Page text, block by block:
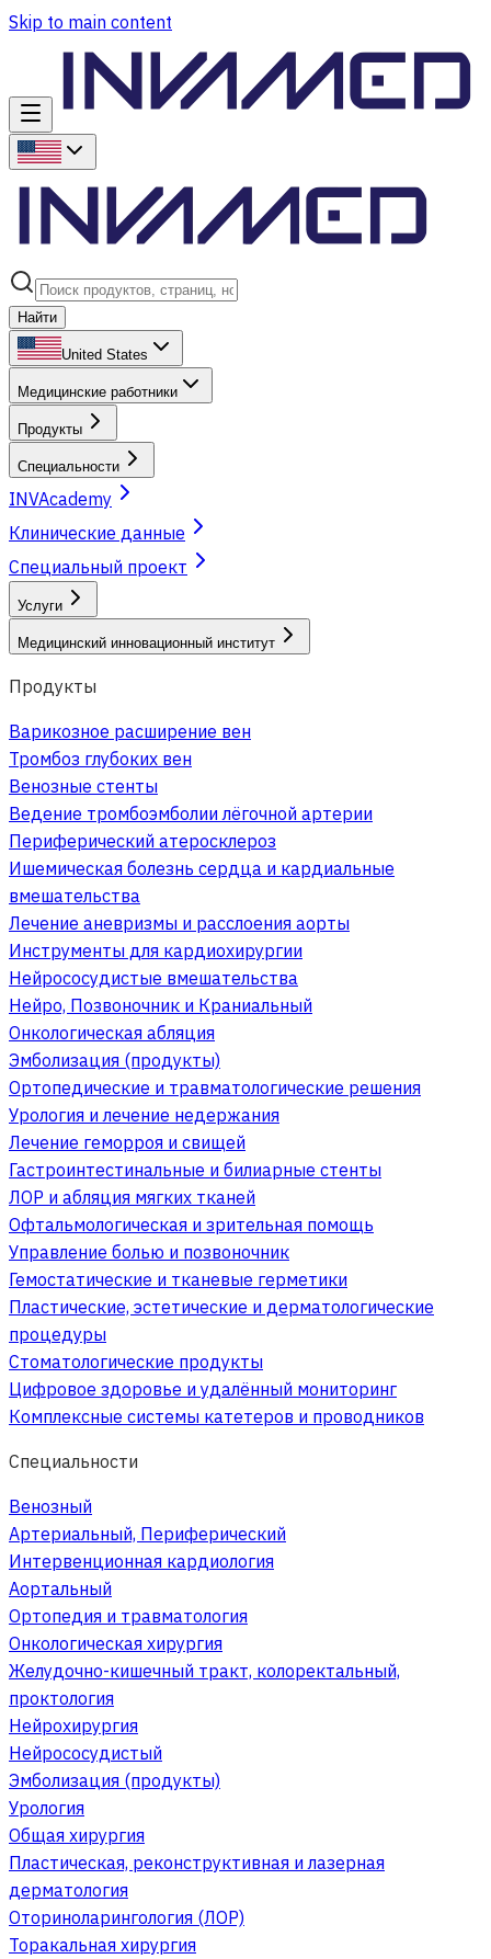
Skip to main content
Найти
United States
Медицинские работники
Продукты
Специальности
INVAcademy
Клинические данные
Специальный проект
Услуги
Медицинский инновационный институт
Продукты
Варикозное расширение вен
Тромбоз глубоких вен
Венозные стенты
Ведение тромбоэмболии лёгочной артерии
Периферический атеросклероз
Ишемическая болезнь сердца и кардиальные
вмешательства
Лечение аневризмы и расслоения аорты
Инструменты для кардиохирургии
Нейрососудистые вмешательства
Нейро, Позвоночник и Краниальный
Онкологическая абляция
Эмболизация (продукты)
Ортопедические и травматологические решения
Урология и лечение недержания
Лечение геморроя и свищей
Гастроинтестинальные и билиарные стенты
ЛОР и абляция мягких тканей
Офтальмологическая и зрительная помощь
Управление болью и позвоночник
Гемостатические и тканевые герметики
Пластические, эстетические и дерматологические
процедуры
Стоматологические продукты
Цифровое здоровье и удалённый мониторинг
Комплексные системы катетеров и проводников
Специальности
Венозный
Артериальный, Периферический
Интервенционная кардиология
Аортальный
Ортопедия и травматология
Онкологическая хирургия
Желудочно-кишечный тракт, колоректальный,
проктология
Нейрохирургия
Нейрососудистый
Эмболизация (продукты)
Урология
Общая хирургия
Пластическая, реконструктивная и лазерная
дерматология
Оториноларингология (ЛОР)
Торакальная хирургия